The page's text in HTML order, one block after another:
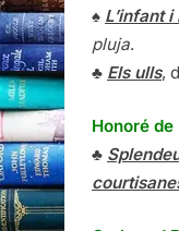
♠ L’infant
pluja.
♣ Els ulls,
Honoré de
♣